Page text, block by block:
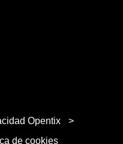
Opentix
>
de cookies